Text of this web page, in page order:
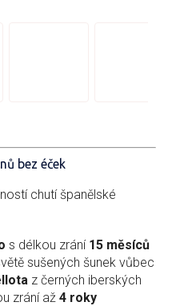
bez éček
chutí španělské
s délkou zrání 15 měsíců
sušených šunek vůbec
z černých iberských
zrání až 4 roky